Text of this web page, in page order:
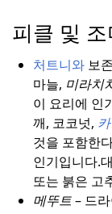
피클 및 조
처트니와보
마늘, 미라치
이 요리에 인
깨, 코코넛,
것을 포함한
인기입니다.
또는 붉은 고
메뚜트– 드